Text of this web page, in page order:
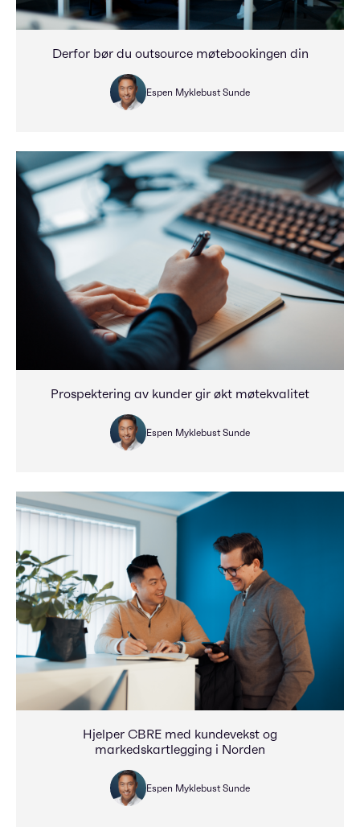
Derfor bør du outsource møtebookingen din
Espen Myklebust Sunde
Prospektering av kunder gir økt møtekvalitet
Espen Myklebust Sunde
Hjelper CBRE med kundevekst og
markedskartlegging i Norden
Espen Myklebust Sunde